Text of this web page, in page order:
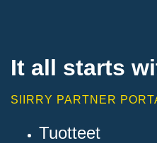
It all starts
SIIRRY PARTNER
Tuotteet